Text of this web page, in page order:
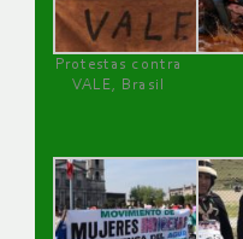
Protestas contra
VALE, Brasil